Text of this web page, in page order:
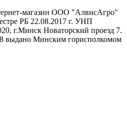
магазин ООО "АлвисАгро"
РБ 22.08.2017 г. УНП
г.Минск Новаторский проезд 7.
выдано Минским горисполкомом